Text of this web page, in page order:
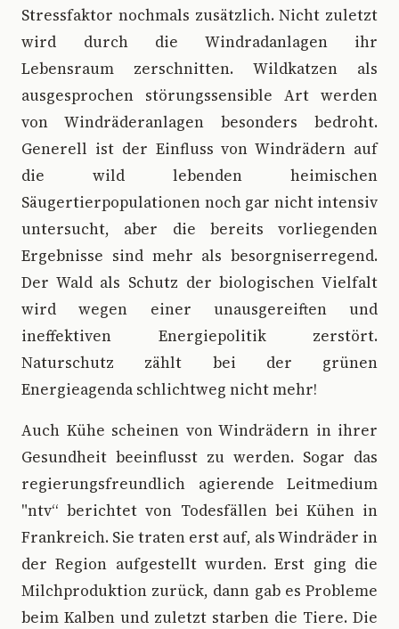
Stressfaktor nochmals zusätzlich. Nicht zuletzt
wird durch die Windradanlagen ihr
Lebensraum zerschnitten. Wildkatzen als
ausgesprochen störungssensible Art werden
von Windräderanlagen besonders bedroht.
Generell ist der Einfluss von Windrädern auf
die wild lebenden heimischen
Säugertierpopulationen noch gar nicht intensiv
untersucht, aber die bereits vorliegenden
Ergebnisse sind mehr als besorgniserregend.
Der Wald als Schutz der biologischen Vielfalt
wird wegen einer unausgereiften und
ineffektiven Energiepolitik zerstört.
Naturschutz zählt bei der grünen
Energieagenda schlichtweg nicht mehr!
Auch Kühe scheinen von Windrädern in ihrer
Gesundheit beeinflusst zu werden. Sogar das
regierungsfreundlich agierende Leitmedium
"ntv“ berichtet von Todesfällen bei Kühen in
Frankreich. Sie traten erst auf, als Windräder in
der Region aufgestellt wurden. Erst ging die
Milchproduktion zurück, dann gab es Probleme
beim Kalben und zuletzt starben die Tiere. Die